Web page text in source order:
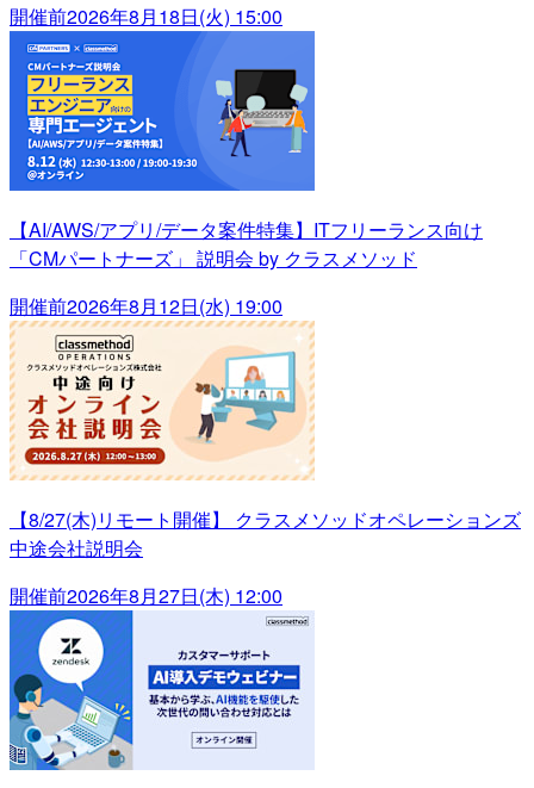
開催前2026年8月18日(火) 15:00
【AI/AWS/アプリ/データ案件特集】ITフリーランス向け
「CMパートナーズ」 説明会 by クラスメソッド
開催前2026年8月12日(水) 19:00
【8/27(木)リモート開催】 クラスメソッドオペレーションズ
中途会社説明会
開催前2026年8月27日(木) 12:00